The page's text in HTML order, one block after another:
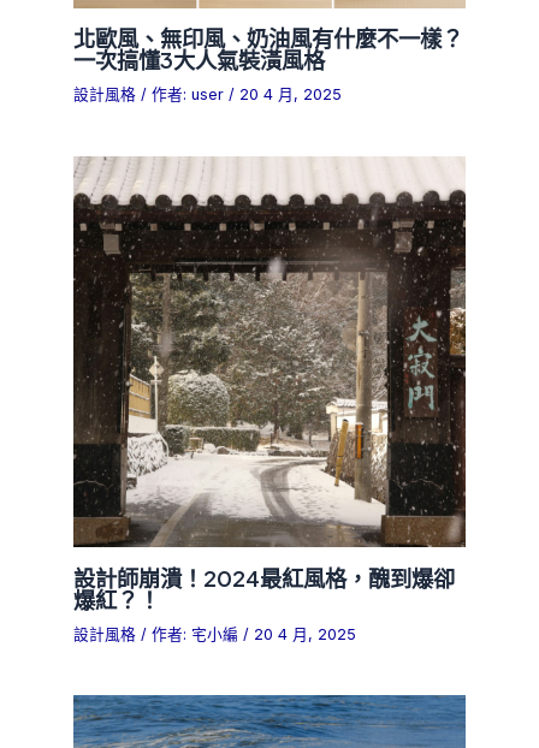
北歐風、無印風、奶油風有什麼不一樣？
一次搞懂3大人氣裝潢風格
設計風格 / 作者:user/ 20 4 月, 2025
設計師崩潰！2024最紅風格，醜到爆卻
爆紅？！
設計風格 / 作者: 宅小編 / 20 4 月, 2025